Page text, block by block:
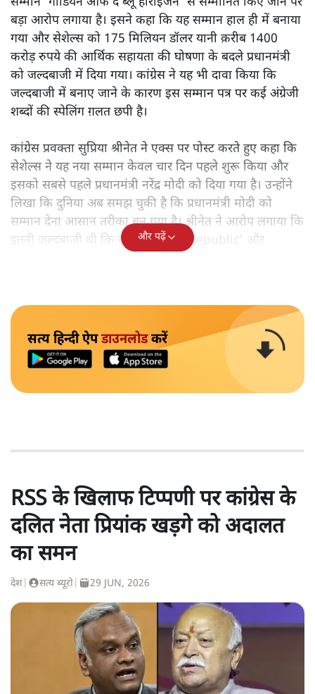
बड़ा आरोप लगाया है। इसने कहा कि यह सम्मान हाल ही में बनाया
गया और सेशेल्स को 175 मिलियन डॉलर यानी क़रीब 1400
करोड़ रुपये की आर्थिक सहायता की घोषणा के बदले प्रधानमंत्री
को जल्दबाजी में दिया गया। कांग्रेस ने यह भी दावा किया कि
जल्दबाजी में बनाए जाने के कारण इस सम्मान पत्र पर कई अंग्रेजी
शब्दों की स्पेलिंग ग़लत छपी है।
कांग्रेस प्रवक्ता सुप्रिया श्रीनेत ने एक्स पर पोस्ट करते हुए कहा कि
सेशेल्स ने यह नया सम्मान केवल चार दिन पहले शुरू किया और
इसको सबसे पहले प्रधानमंत्री नरेंद्र मोदी को दिया गया है। उन्होंने
लिखा कि दुनिया अब समझ चुकी है कि प्रधानमंत्री मोदी को
सम्मान देना आसान तरीका बन गया है। श्रीनेत ने आरोप लगाया कि
इतनी जल्दबाजी थी कि सम्मान पत्र पर 'Republic' और
और पढ़ें
सत्य हिन्दी ऐपडाउनलोडकरें
RSS के खिलाफ टिप्पणी पर कांग्रेस के
दलित नेता प्रियांक खड़गे को अदालत
का समन
देश सत्य ब्यूरो 29 JUN, 2026